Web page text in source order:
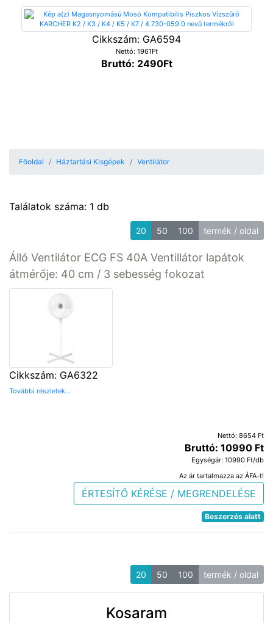
Cikkszám: GA6594
Nettó: 1961Ft
Bruttó: 2490Ft
Főoldal Háztartási Kisgépek Ventilátor
Találatok száma: 1 db
20 50 100 termék / oldal
Álló Ventilátor ECG FS 40A Ventillátor lapátok
átmérője: 40 cm / 3 sebesség fokozat
Cikkszám: GA6322
További részletek...
Nettó: 8654 Ft
Bruttó: 10990 Ft
Egységár: 10990 Ft/db
Az ár tartalmazza az ÁFA-t!
ÉRTESÍTŐ KÉRÉSE / MEGRENDELÉSE
Beszerzés alatt
20 50 100 termék / oldal
Kosaram